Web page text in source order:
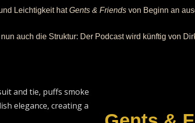
Leichtigkeit hatGents & Friendsvon Beginn an
auch die Struktur: Der Podcast wird künftig von